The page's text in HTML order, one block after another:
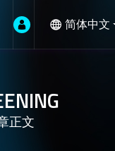
简体中文
正文